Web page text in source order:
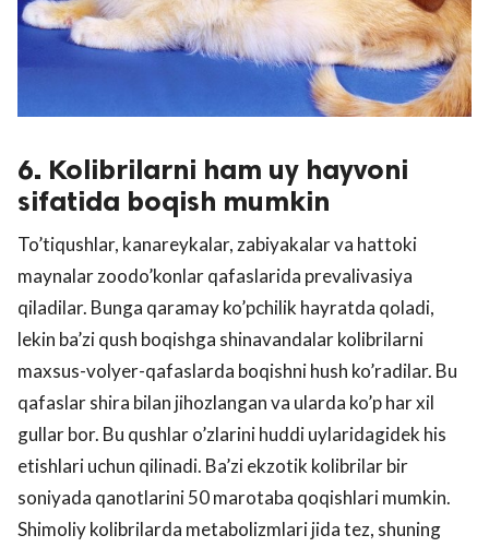
6. Kolibrilarni ham uy hayvoni
sifatida boqish mumkin
To’tiqushlar, kanareykalar, zabiyakalar va hattoki
maynalar zoodo’konlar qafaslarida prevalivasiya
qiladilar. Bunga qaramay ko’pchilik hayratda qoladi,
lekin ba’zi qush boqishga shinavandalar kolibrilarni
maxsus-volyer-qafaslarda boqishni hush ko’radilar. Bu
qafaslar shira bilan jihozlangan va ularda ko’p har xil
gullar bor. Bu qushlar o’zlarini huddi uylaridagidek his
etishlari uchun qilinadi. Ba’zi ekzotik kolibrilar bir
soniyada qanotlarini 50 marotaba qoqishlari mumkin.
Shimoliy kolibrilarda metabolizmlari jida tez, shuning